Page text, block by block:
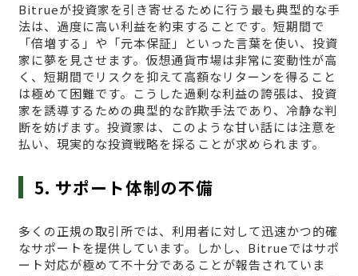
Bitrueが投資家を引き寄せるために行う最も典型的な手
法は、過度に高い利益を約束することです。短期間で
「倍増する」や「元本保証」といった言葉を使い、投資
家に夢を見させます。仮想通貨市場は非常に変動性が高
く、短期間でリスクを抑えて高額なリターンを得ること
は極めて困難です。こうした過剰な利益の誇張は、投資
家を誘導するための典型的な詐欺手法であり、冷静な判
断を妨げます。投資家は、このような甘い話には注意を
払い、現実的な投資戦略を採ることが求められます。
5. サポート体制の不備
多くの正規の取引所では、利用者に対して迅速かつ的確
なサポートを提供しています。しかし、Bitrueではサポ
ート対応が極めて不十分であることが報告されていま